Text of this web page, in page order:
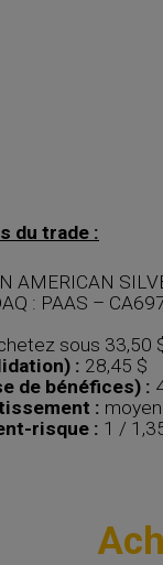
du trade :
AMERICAN
: PAAS –
sous 33,50
: 28,45 $
de bénéfices) :
:
risque : 1 /